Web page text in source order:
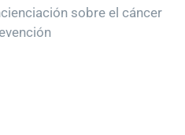
sobre el cáncer